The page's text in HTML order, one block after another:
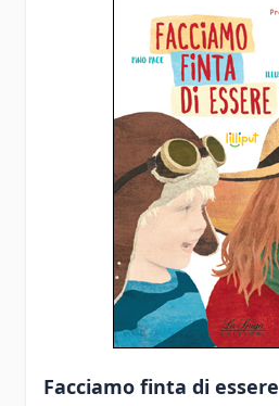
Facciamo finta di essere